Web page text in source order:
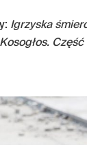
Igrzyska
Część